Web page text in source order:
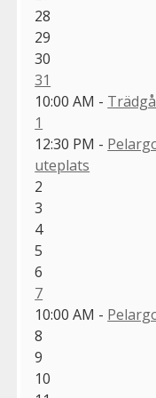
28
29
30
31
10:00 AM -
1
12:30 PM -
uteplats
2
3
4
5
6
7
10:00 AM -
8
9
10